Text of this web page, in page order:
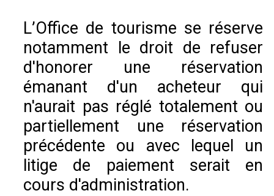
L’Office de tourisme se réserve
notamment le droit de refuser
d'honorer une réservation
émanant d'un acheteur qui
n'aurait pas réglé totalement ou
partiellement une réservation
précédente ou avec lequel un
litige de paiement serait en
cours d'administration.